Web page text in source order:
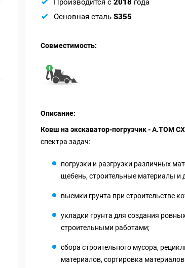
Производится с 2018 года
Основная сталь S355
Совместимость:
Описание:
Ковш на экскаватор-погрузчик - А.ТОМ
спектра задач:
погрузки и разгрузки различных
щебень, строительные материалы и
выемки грунта при строительстве
укладки грунта для создания
строительными работами;
сбора строительного мусора,
материалов, сортировка